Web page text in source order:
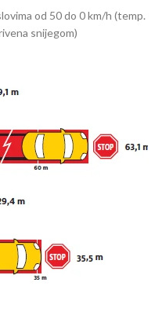
od 50 do 0 km/h (temp.
snijegom)